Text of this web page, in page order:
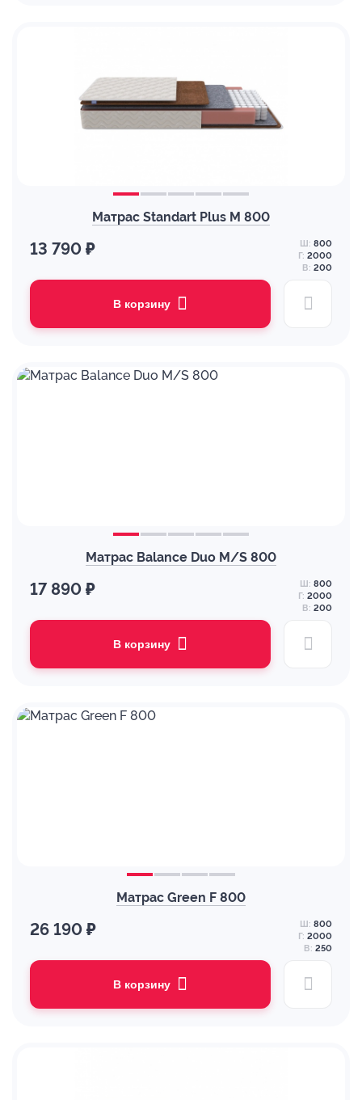
Матрас Standart Plus M 800
13 790 ₽ Ш: 800
Г: 2000
В: 200
В корзину
Матрас Balance Duo M/S 800
17 890 ₽ Ш: 800
Г: 2000
В: 200
В корзину
Матрас Green F 800
26 190 ₽ Ш: 800
Г: 2000
В: 250
В корзину